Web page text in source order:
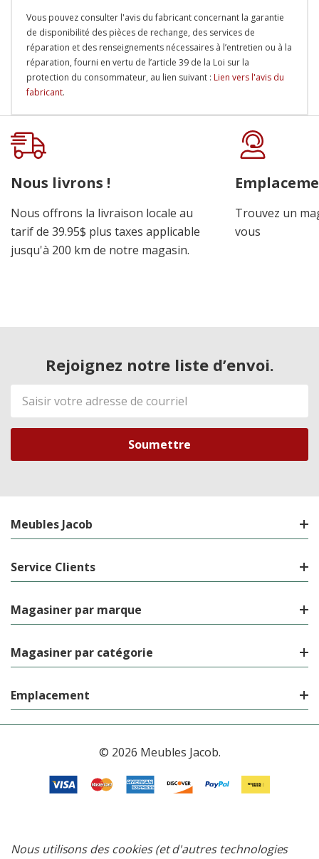
Vous pouvez consulter l'avis du fabricant concernant la garantie
de disponibilité des pièces de rechange, des services de
réparation et des renseignements nécessaires à l’entretien ou à la
réparation, fourni en vertu de l’article 39 de la Loi sur la
protection du consommateur, au lien suivant : Lien vers l'avis du
fabricant.
Onglet
personnalisé
Nous livrons !
Nous offrons la livraison locale au
tarif de 39.95$ plus taxes applicable
jusqu'à 200 km de notre magasin.
Trouvez un
vous
Rejoignez notre liste d’envoi.
Adresse
de
courriel
Meubles Jacob
Service Clients
Magasiner par marque
Magasiner par catégorie
Emplacement
© 2026 Meubles Jacob.
Nous utilisons des cookies (et d'autres technologies